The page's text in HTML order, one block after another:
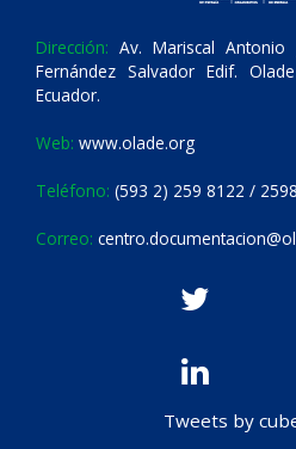
Dirección: Av. Mariscal
Fernández Salvador Edif.
Ecuador.
Web: www.olade.org
Teléfono: (593 2) 259 8122 /
Correo:
Tweets by